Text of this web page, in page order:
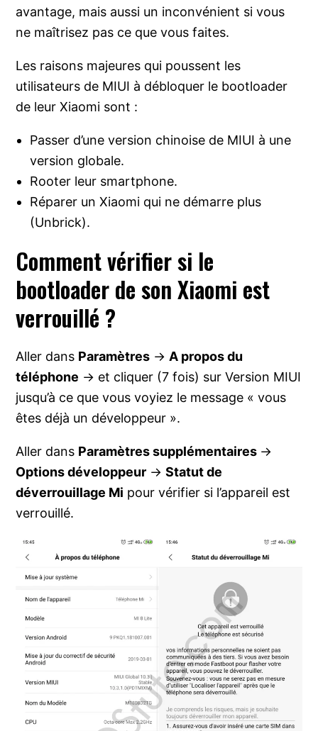
avantage, mais aussi un inconvénient si vous
ne maîtrisez pas ce que vous faites.
Les raisons majeures qui poussent les
utilisateurs de MIUI à débloquer le bootloader
de leur Xiaomi sont :
Passer d’une version chinoise de MIUI à une
version globale.
Rooter leur smartphone.
Réparer un Xiaomi qui ne démarre plus
(Unbrick).
Comment vérifier si le
bootloader de son Xiaomi est
verrouillé ?
Aller dans Paramètres ->A propos du
téléphone -> et cliquer (7 fois) sur Version MIUI
jusqu’à ce que vous voyiez le message « vous
êtes déjà un développeur ».
Aller dans Paramètres supplémentaires ->
Options développeur ->Statut de
déverrouillage Mi pour vérifier si l’appareil est
verrouillé.